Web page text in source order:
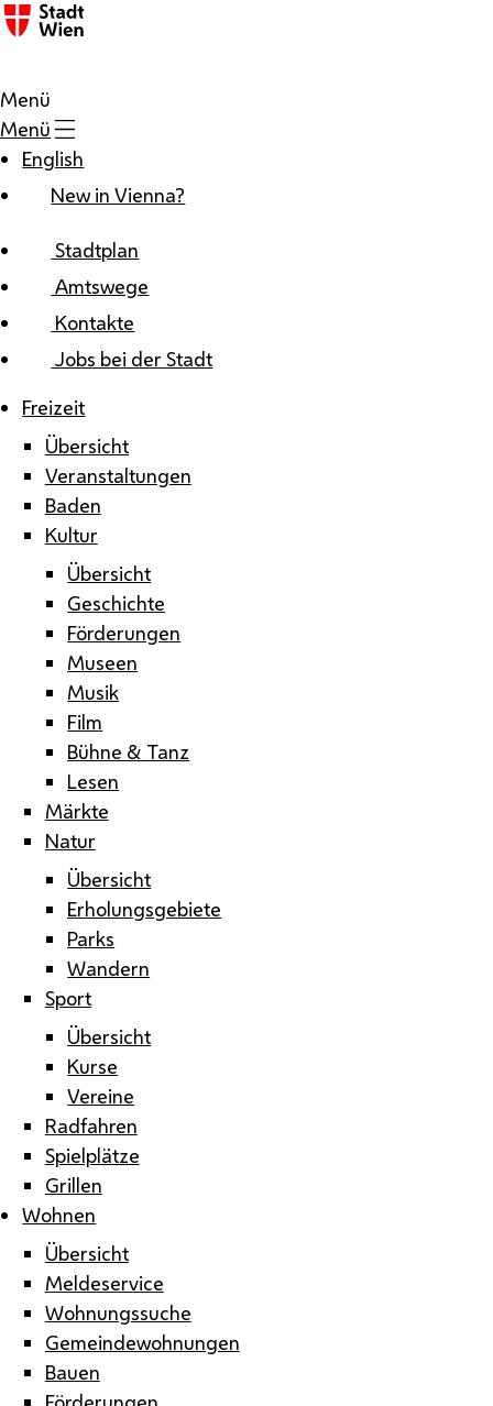
Zum Inhalt
Menü
Menü
English
New in Vienna?
Stadtplan
Amtswege
Kontakte
Jobs bei der Stadt
Freizeit
Übersicht
Veranstaltungen
Baden
Kultur
Übersicht
Geschichte
Förderungen
Museen
Musik
Film
Bühne & Tanz
Lesen
Märkte
Natur
Übersicht
Erholungsgebiete
Parks
Wandern
Sport
Übersicht
Kurse
Vereine
Radfahren
Spielplätze
Grillen
Wohnen
Übersicht
Meldeservice
Wohnungssuche
Gemeindewohnungen
Bauen